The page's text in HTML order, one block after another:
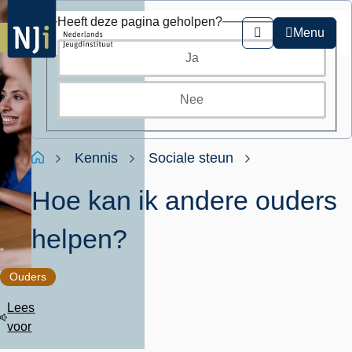
Overslaan
en
naar
de
inhoud
gaan
Zoeken
Menu
Kruimelpad
HomeKennis Sociale steun
Hoe kan ik andere ouders
helpen?
Ouders
Lees
voor
Heeft deze pagina geholpen?
Ja
Nee